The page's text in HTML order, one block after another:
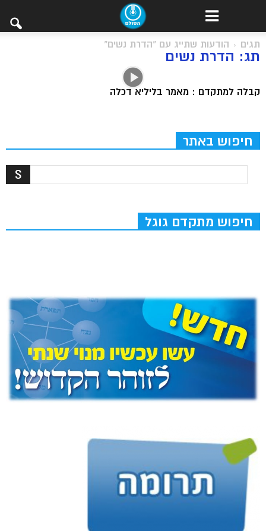
תגים הודעות שתייג עם "הדרת נשים"
תג: הדרת נשים
קבלה למתקדם : מאמר בליליא דכלה
חיפוש באתר
חיפוש מתקדם גוגל